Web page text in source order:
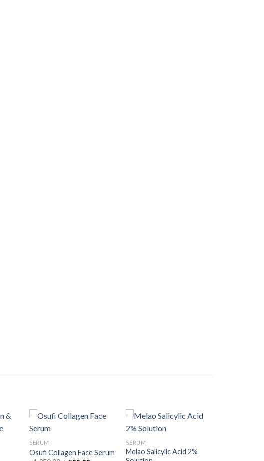
SERUM
Osufi Collagen Face Serum
SERUM
Melao Salicylic Acid 2%